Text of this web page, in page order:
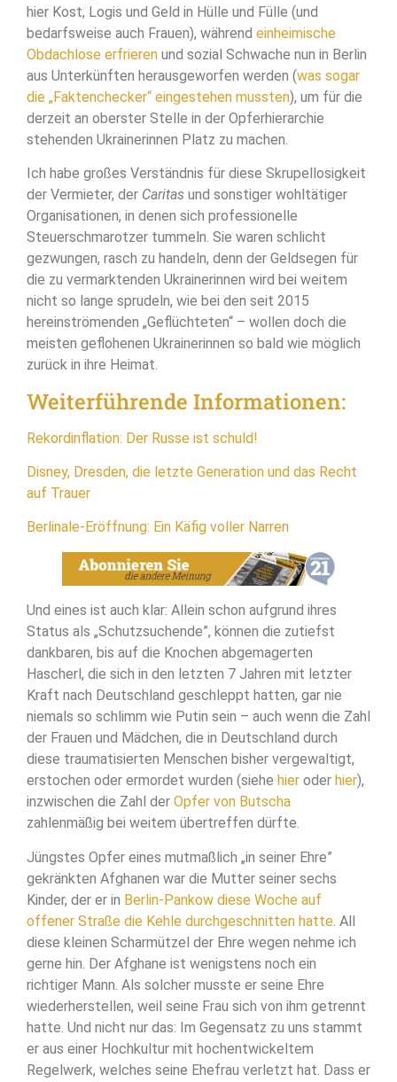
hier Kost, Logis und Geld in Hülle und Fülle (und
bedarfsweise auch Frauen), während einheimische
Obdachlose erfrieren und sozial Schwache nun in Berlin
aus Unterkünften herausgeworfen werden (was sogar
die „Faktenchecker“ eingestehen mussten), um für die
derzeit an oberster Stelle in der Opferhierarchie
stehenden Ukrainerinnen Platz zu machen.
Ich habe großes Verständnis für diese Skrupellosigkeit
der Vermieter, der Caritas und sonstiger wohltätiger
Organisationen, in denen sich professionelle
Steuerschmarotzer tummeln. Sie waren schlicht
gezwungen, rasch zu handeln, denn der Geldsegen für
die zu vermarktenden Ukrainerinnen wird bei weitem
nicht so lange sprudeln, wie bei den seit 2015
hereinströmenden „Geflüchteten“ – wollen doch die
meisten geflohenen Ukrainerinnen so bald wie möglich
zurück in ihre Heimat.
Weiterführende Informationen:
Rekordinflation: Der Russe ist schuld!
Disney, Dresden, die letzte Generation und das Recht
auf Trauer
Berlinale-Eröffnung: Ein Käfig voller Narren
Und eines ist auch klar: Allein schon aufgrund ihres
Status als „Schutzsuchende”, können die zutiefst
dankbaren, bis auf die Knochen abgemagerten
Hascherl, die sich in den letzten 7 Jahren mit letzter
Kraft nach Deutschland geschleppt hatten, gar nie
niemals so schlimm wie Putin sein – auch wenn die Zahl
der Frauen und Mädchen, die in Deutschland durch
diese traumatisierten Menschen bisher vergewaltigt,
erstochen oder ermordet wurden (siehe hier oder hier),
inzwischen die Zahl der Opfer von Butscha
zahlenmäßig bei weitem übertreffen dürfte.
Jüngstes Opfer eines mutmaßlich „in seiner Ehre”
gekränkten Afghanen war die Mutter seiner sechs
Kinder, der er in Berlin-Pankow diese Woche auf
offener Straße die Kehle durchgeschnitten hatte. All
diese kleinen Scharmützel der Ehre wegen nehme ich
gerne hin. Der Afghane ist wenigstens noch ein
richtiger Mann. Als solcher musste er seine Ehre
wiederherstellen, weil seine Frau sich von ihm getrennt
hatte. Und nicht nur das: Im Gegensatz zu uns stammt
er aus einer Hochkultur mit hochentwickeltem
Regelwerk, welches seine Ehefrau verletzt hat. Dass er